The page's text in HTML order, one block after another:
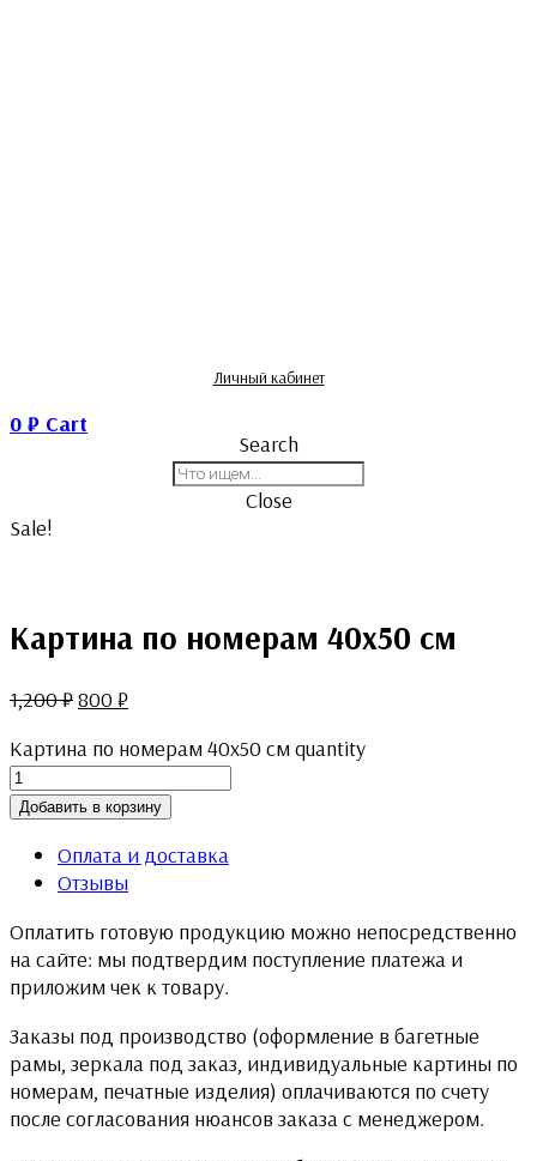
Личный кабинет
0 ₽ Cart
Search
Close
Sale!
Картина по номерам 40х50 см
1,200₽800 ₽
Картина по номерам 40х50 см quantity
Добавить в корзину
Оплата и доставка
Отзывы
Оплатить готовую продукцию можно непосредственно
на сайте: мы подтвердим поступление платежа и
приложим чек к товару.
Заказы под производство (оформление в багетные
рамы, зеркала под заказ, индивидуальные картины по
номерам, печатные изделия) оплачиваются по счету
после согласования нюансов заказа с менеджером.